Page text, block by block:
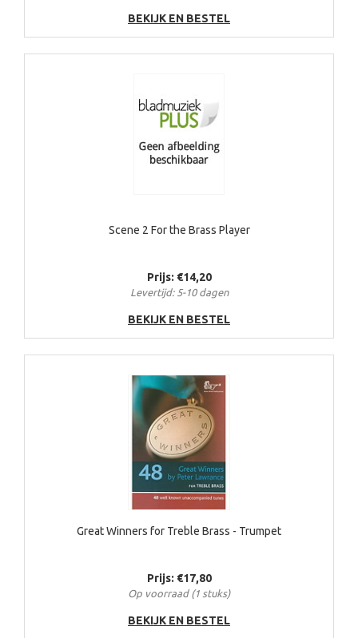
BEKIJK EN BESTEL
Scene 2 For the Brass Player
Prijs: €14,20
Levertijd: 5-10 dagen
BEKIJK EN BESTEL
Great Winners for Treble Brass - Trumpet
Prijs: €17,80
Op voorraad (1 stuks)
BEKIJK EN BESTEL